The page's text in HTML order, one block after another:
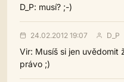
D_P: musí? ;-)
24.02.2012 19:07 D_P
Vir: Musíš si jen uvědomit
právo ;)